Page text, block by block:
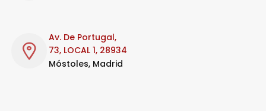
Av. De Portugal,
73, LOCAL 1, 28934
Móstoles, Madrid